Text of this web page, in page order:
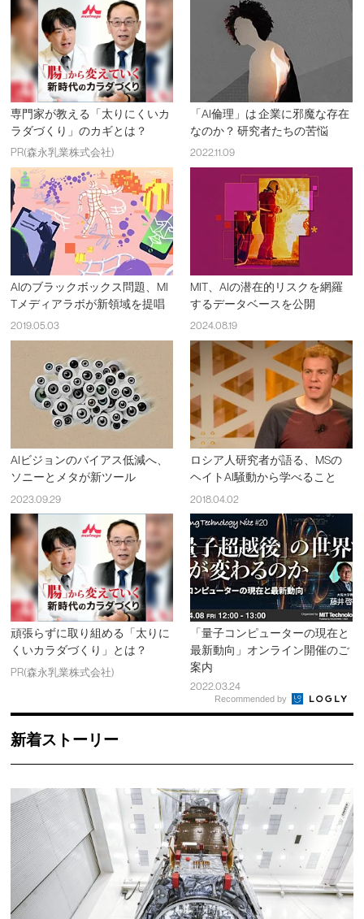
専門家が教える「太りにくいカ
ラダづくり」のカギとは？
PR(森永乳業株式会社)
「AI倫理」は 企業に邪魔な存在
なのか？ 研究者たちの苦悩
2022.11.09
AIのブラックボックス問題、MI
Tメディアラボが新領域を提唱
2019.05.03
MIT、AIの潜在的リスクを網羅
するデータベースを公開
2024.08.19
AIビジョンのバイアス低減へ、
ソニーとメタが新ツール
2023.09.29
ロシア人研究者が語る、MSの
ヘイトAI騒動から学べること
2018.04.02
頑張らずに取り組める「太りに
くいカラダづくり」とは？
PR(森永乳業株式会社)
「量子コンピューターの現在と
最新動向」オンライン開催のご
案内
2022.03.24
Recommended by
新着ストーリー